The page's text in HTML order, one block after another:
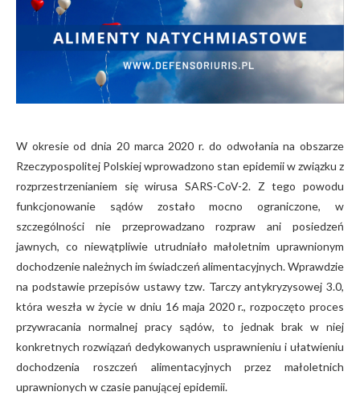
W okresie od dnia 20 marca 2020 r. do odwołania na obszarze
Rzeczypospolitej Polskiej wprowadzono stan epidemii w związku z
rozprzestrzenianiem się wirusa SARS-CoV-2. Z tego powodu
funkcjonowanie sądów zostało mocno ograniczone, w
szczególności nie przeprowadzano rozpraw ani posiedzeń
jawnych, co niewątpliwie utrudniało małoletnim uprawnionym
dochodzenie należnych im świadczeń alimentacyjnych. Wprawdzie
na podstawie przepisów ustawy tzw. Tarczy antykryzysowej 3.0,
która weszła w życie w dniu 16 maja 2020 r., rozpoczęto proces
przywracania normalnej pracy sądów, to jednak brak w niej
konkretnych rozwiązań dedykowanych usprawnieniu i ułatwieniu
dochodzenia roszczeń alimentacyjnych przez małoletnich
uprawnionych w czasie panującej epidemii.